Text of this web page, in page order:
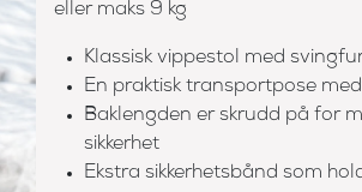
eller maks 9 kg
Klassisk vippestol med
En praktisk transportpose
Baklengden er skrudd på for
sikkerhet
Ekstra sikkerhetsbånd som